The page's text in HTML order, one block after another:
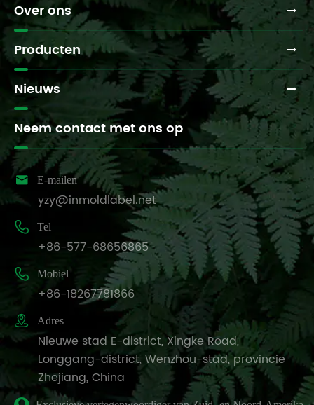
Over ons
Producten
Nieuws
Neem contact met ons op
 E-mailen
yzy@inmoldlabel.net
 Tel
+86-577-68656865
 Mobiel
+86-18267781866
 Adres
Nieuwe stad E-district, Xingke Road,
Longgang-district, Wenzhou-stad, provincie
Zhejiang, China